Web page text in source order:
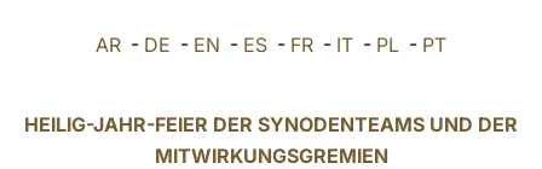
POLSKI
العربيّة
AR - DE - EN - ES - FR - IT - PL - PT
HEILIG-JAHR-FEIER DER SYNODENTEAMS UND DER
MITWIRKUNGSGREMIEN